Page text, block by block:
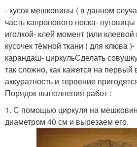
- кусок мешковины ( в данном
часть капронового носка-
иголкой- клей момент (или клеевой
кусочек тёмной ткани ( для клюва
карандаш- циркульСделать
так сложно, как кажется на первый
аккуратность и терпение
Порядок выполнения работ :
1. С помощью циркуля на
диаметром 40 см и вырезаем его.